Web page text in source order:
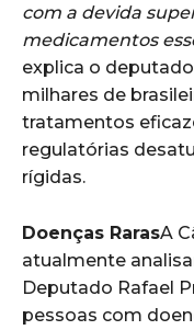
com a devida
medicamentos
explica o
milhares de
tratamentos
regulatórias
rígidas.
Doenças RarasA
atualmente
Deputado Rafael
pessoas com